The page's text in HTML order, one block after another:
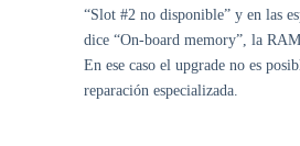
“Slot #2 no disponible” y en las
dice “On-board memory”, la
En ese caso el upgrade no es
reparación especializada.